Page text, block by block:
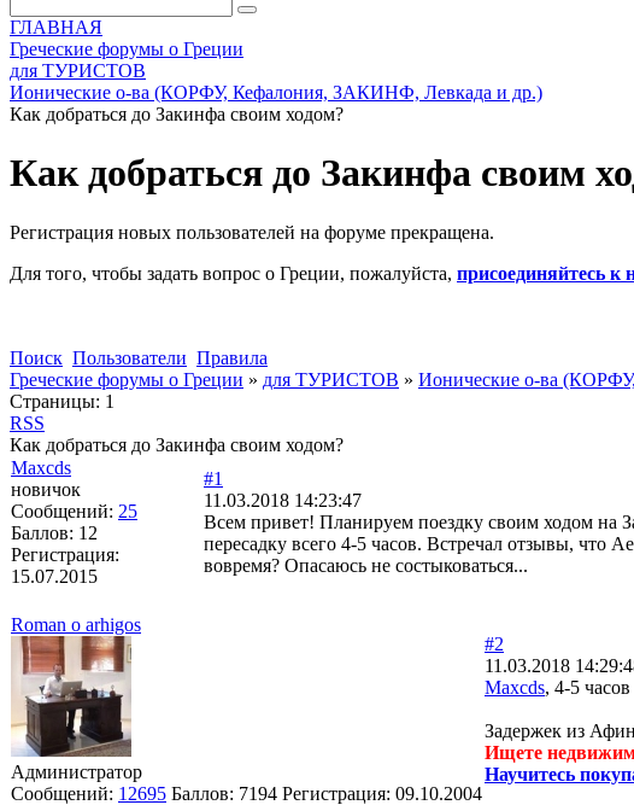
ГЛАВНАЯ
Греческие форумы о Греции
для ТУРИСТОВ
Ионические о-ва (КОРФУ, Кефалония, ЗАКИНФ, Левкада и др.)
Как добраться до Закинфа своим ходом?
Как добраться до Закинфа своим
Регистрация новых пользователей на форуме прекращена.
Для того, чтобы задать вопрос о Греции, пожалуйста, присоединяйтесь к
Поиск Пользователи Правила
Греческие форумы о Греции » для ТУРИСТОВ » Ионические о-ва
Страницы: 1
RSS
Как добраться до Закинфа своим ходом?
Maxcds
новичок
Сообщений: 25
Баллов: 12
Регистрация:
15.07.2015
#1
11.03.2018 14:23:47
Всем привет! Планируем поездку своим ходом
пересадку всего 4-5 часов. Встречал отзывы, что
вовремя? Опасаюсь не состыковаться...
Roman o arhigos
Администратор
Сообщений: 12695 Баллов: 7194 Регистрация: 09.10.2004
#2
11.03.2018
Maxcds, 4-5
Задержек из
Ищете
Научитесь